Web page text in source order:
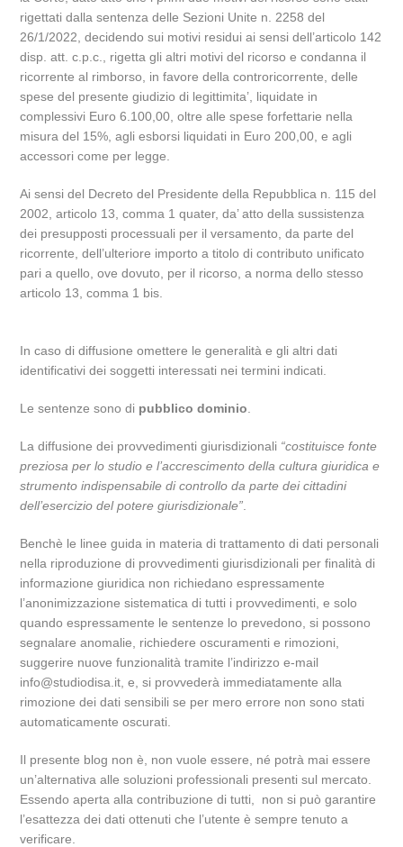
rigettati dalla sentenza delle Sezioni Unite n. 2258 del
26/1/2022, decidendo sui motivi residui ai sensi dell’articolo 142
disp. att. c.p.c., rigetta gli altri motivi del ricorso e condanna il
ricorrente al rimborso, in favore della controricorrente, delle
spese del presente giudizio di legittimita’, liquidate in
complessivi Euro 6.100,00, oltre alle spese forfettarie nella
misura del 15%, agli esborsi liquidati in Euro 200,00, e agli
accessori come per legge.
Ai sensi del Decreto del Presidente della Repubblica n. 115 del
2002, articolo 13, comma 1 quater, da’ atto della sussistenza
dei presupposti processuali per il versamento, da parte del
ricorrente, dell’ulteriore importo a titolo di contributo unificato
pari a quello, ove dovuto, per il ricorso, a norma dello stesso
articolo 13, comma 1 bis.
In caso di diffusione omettere le generalità e gli altri dati
identificativi dei soggetti interessati nei termini indicati.
Le sentenze sono di pubblico dominio
La diffusione dei provvedimenti giurisdizionali “costituisce fonte
preziosa per lo studio e l’accrescimento della cultura giuridica e
strumento indispensabile di controllo da parte dei cittadini
dell’esercizio del potere giurisdizionale”
Benchè le linee guida in materia di trattamento di dati personali
nella riproduzione di provvedimenti giurisdizionali per finalità di
informazione giuridica non richiedano espressamente
l’anonimizzazione sistematica di tutti i provvedimenti, e solo
quando espressamente le sentenze lo prevedono, si possono
segnalare anomalie, richiedere oscuramenti e rimozioni,
suggerire nuove funzionalità tramite l’indirizzo e-mail
info@studiodisa.it, e, si provvederà immediatamente alla
rimozione dei dati sensibili se per mero errore non sono stati
automaticamente oscurati.
Il presente blog non è, non vuole essere, né potrà mai essere
un’alternativa alle soluzioni professionali presenti sul mercato.
Essendo aperta alla contribuzione di tutti, non si può garantire
l’esattezza dei dati ottenuti che l’utente è sempre tenuto a
verificare.